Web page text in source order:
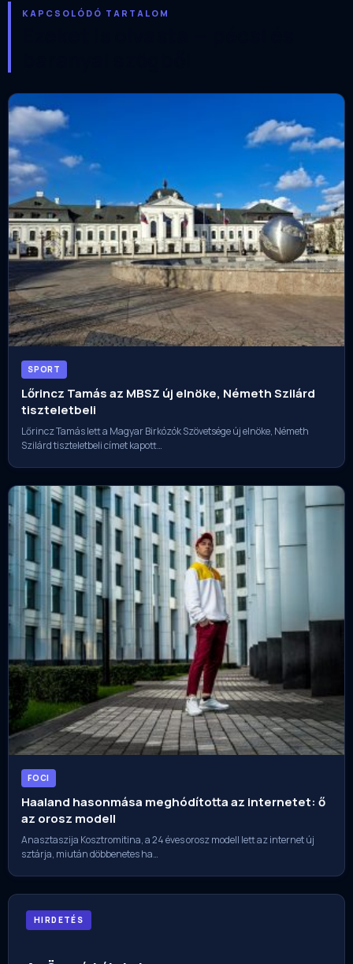
KAPCSOLÓDÓ TARTALOM
SPORT
Lőrincz Tamás az MBSZ új elnöke, Németh Szilárd
tiszteletbeli
Lőrincz Tamás lett a Magyar Birkózók Szövetsége új elnöke, Németh
Szilárd tiszteletbeli címet kapott…
FOCI
Haaland hasonmása meghódította az internetet: ő
az orosz modell
Anasztaszija Kosztromitina, a 24 éves orosz modell lett az internet új
sztárja, miután döbbenetes ha…
HIRDETÉS